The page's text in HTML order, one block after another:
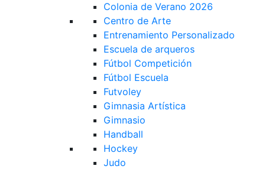
Colonia de Verano 2026
Centro de Arte
Entrenamiento Personalizado
Escuela de arqueros
Fútbol Competición
Fútbol Escuela
Futvoley
Gimnasia Artística
Gimnasio
Handball
Hockey
Judo